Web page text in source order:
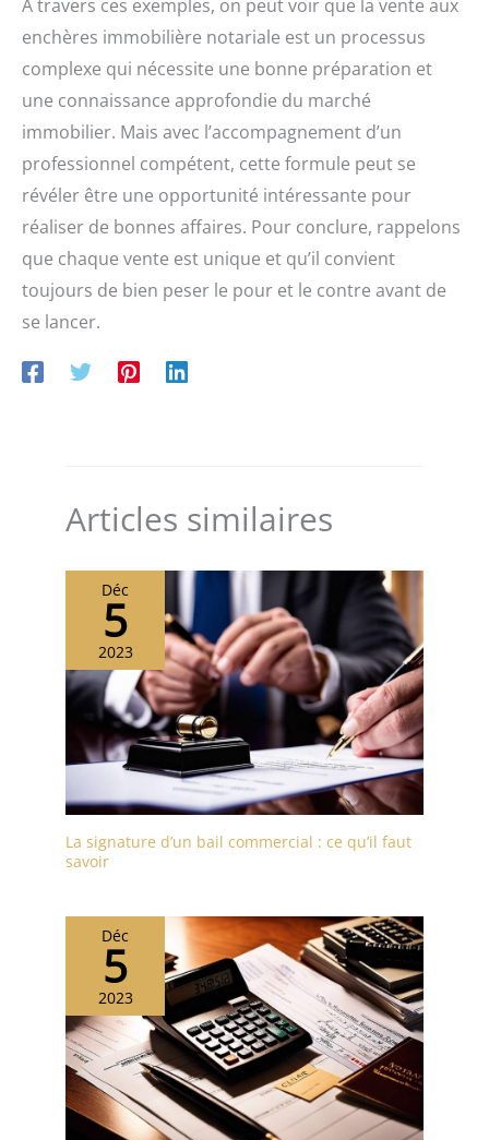
A travers ces exemples, on peut voir que la vente aux
enchères immobilière notariale est un processus
complexe qui nécessite une bonne préparation et
une connaissance approfondie du marché
immobilier. Mais avec l’accompagnement d’un
professionnel compétent, cette formule peut se
révéler être une opportunité intéressante pour
réaliser de bonnes affaires. Pour conclure, rappelons
que chaque vente est unique et qu’il convient
toujours de bien peser le pour et le contre avant de
se lancer.
Articles similaires
Déc
5
2023
La signature d’un bail commercial : ce qu’il faut
savoir
Déc
5
2023